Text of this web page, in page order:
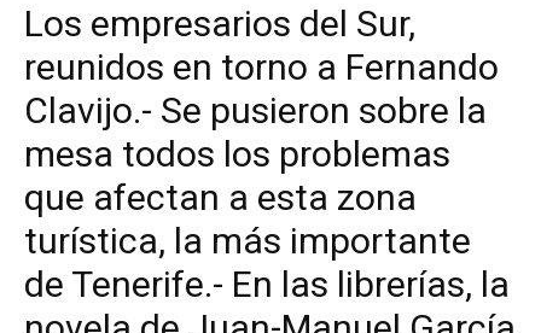
Los empresarios del Sur,
reunidos en torno a Fernando
Clavijo.- Se pusieron sobre la
mesa todos los problemas
que afectan a esta zona
turística, la más importante
de Tenerife.- En las librerías, la